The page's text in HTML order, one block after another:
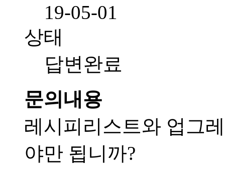
19-05-01
상태
답변완료
문의내용
레시피리스트와 업그
야만 됩니까?